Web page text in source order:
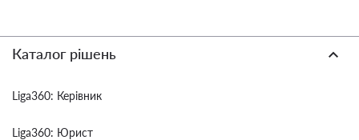
Каталог рішень
Liga360: Керівник
Liga360: Юрист